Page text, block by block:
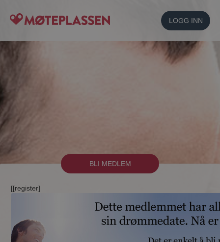
LOGG INN
BLI MEDLEM
[[register]